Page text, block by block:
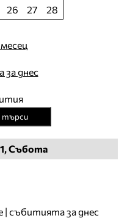
26 27 28
днес
търси
Събота
| събитията за днес